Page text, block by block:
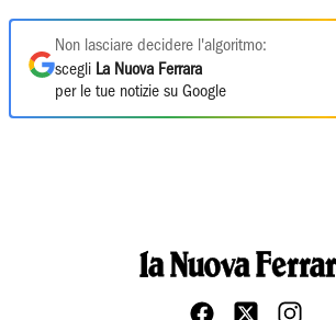
Non lasciare decidere l'algoritmo:
scegli La Nuova Ferrara
per le tue notizie su Google